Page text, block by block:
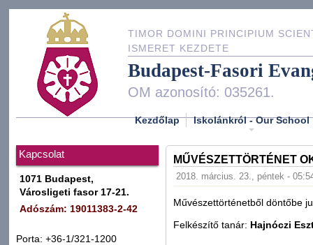
TIMOR DOMINI PRINCIPIUM
ISMERET KEZDETE
Budapest-Fasori
OM azonosító: 035261.
Kezdőlap Iskolánkról - Our School
Kapcsolat
1071 Budapest,
Városligeti fasor 17-21.
Adószám: 19011383-2-42
Porta: +36-1/321-1200
MŰVÉSZETTÖRTÉNET
2018. március. 23., péntek -
Művészettörténetből döntőbe
Felkészítő tanár: Hajnóczi